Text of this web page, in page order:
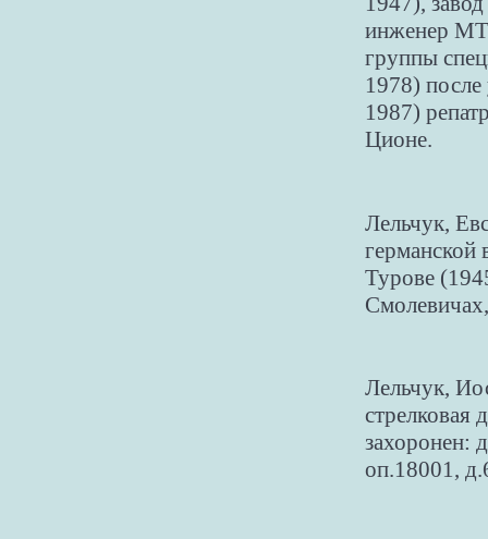
инженер
группы
1978)
1987)
Ционе.
Лельчук,
Турове
Лельчук,
захоронен:
оп.18001,